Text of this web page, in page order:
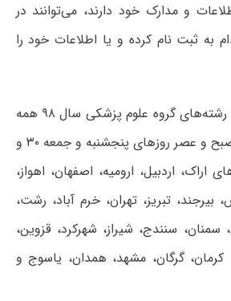
و مدارک خود دارند، می‌توانند در
به ثبت نام کرده و یا اطلاعات خود را
آزمون کارشناسی ارشد رشته‌های گروه علوم پزشکی سال ۹۸ همه
رشته‌ها در نوبت‌های صبح و عصر روزهای پنجشنبه و جمعه ۳۰ و
در شهرهای اراک، اردبیل، ارومیه، اصفهان، اهواز،
بیرجند، تبریز، تهران، خرم آباد، رشت،
سمنان، سنندج، شیراز، شهرکرد، قزوین،
کرمان، گرگان، مشهد، همدان، یاسوج و